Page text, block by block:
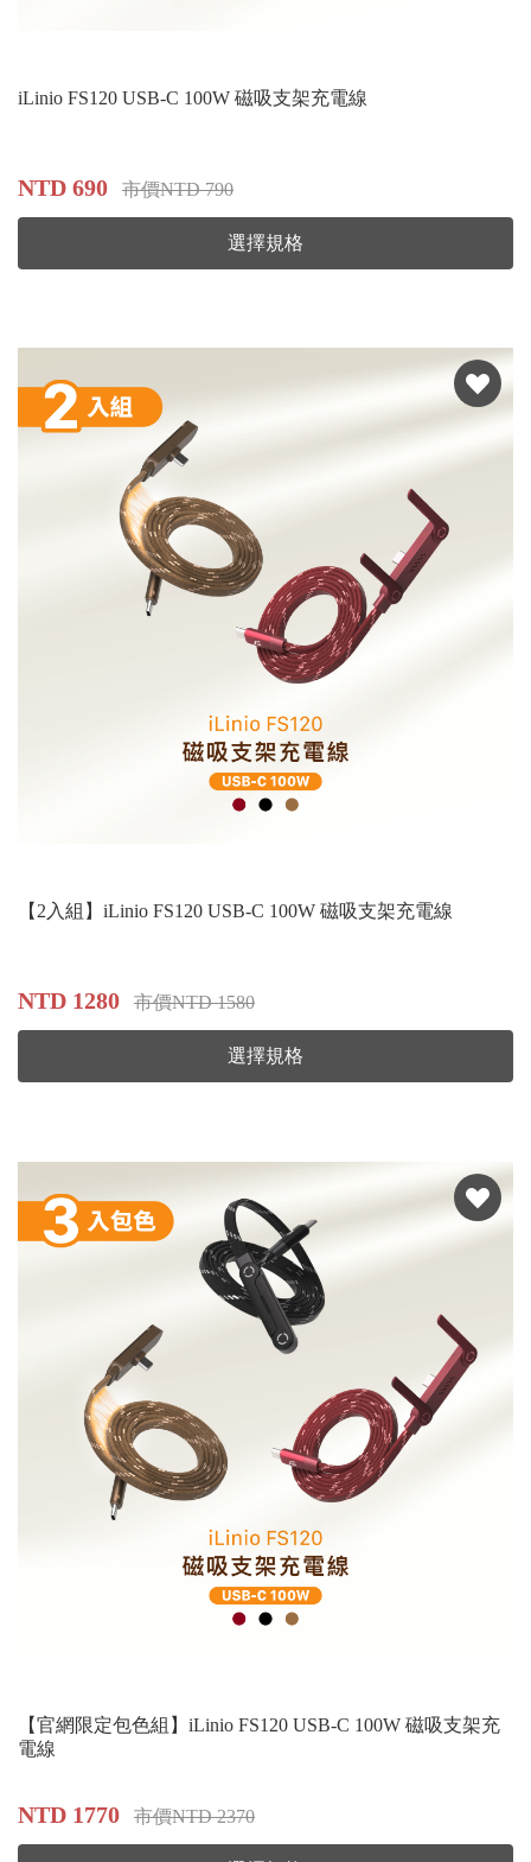
iLinio FS120 USB-C 100W 磁吸支架充電線
NTD 690 市價NTD 790
選擇規格
【2入組】iLinio FS120 USB-C 100W 磁吸支架充電線
NTD 1280 市價NTD 1580
選擇規格
【官網限定包色組】iLinio FS120 USB-C 100W 磁吸支架充
電線
NTD 1770 市價NTD 2370